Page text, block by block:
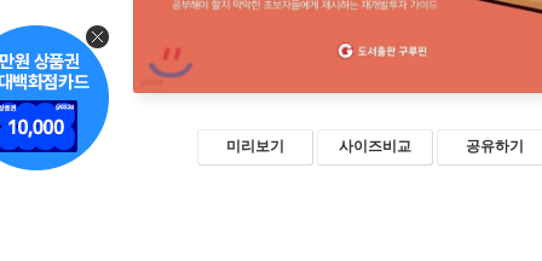
미리보기 사이즈비교 공유하기